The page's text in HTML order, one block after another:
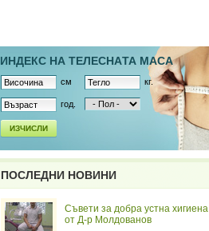
ИНДЕКС НА ТЕЛЕСНAТА МАСА
см кг.
год.
ИЗЧИСЛИ
ПОСЛЕДНИ НОВИНИ
Съвети за добра устна хигиена
от Д-р Молдованов